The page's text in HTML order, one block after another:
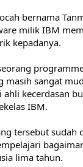
bernama
milik IBM
kepadanya.
masih sangat
kecerdasan
IBM.
tersebut sudah
lima tahun.